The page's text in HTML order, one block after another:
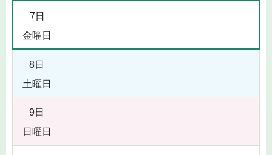
7日
金曜日
8日
土曜日
9日
日曜日